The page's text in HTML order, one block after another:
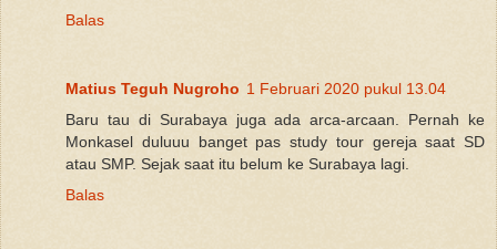
Balas
Matius Teguh Nugroho 1 Februari 2020 pukul 13.04
Baru tau di Surabaya juga ada arca-arcaan. Pernah ke
Monkasel duluuu banget pas study tour gereja saat SD
atau SMP. Sejak saat itu belum ke Surabaya lagi.
Balas